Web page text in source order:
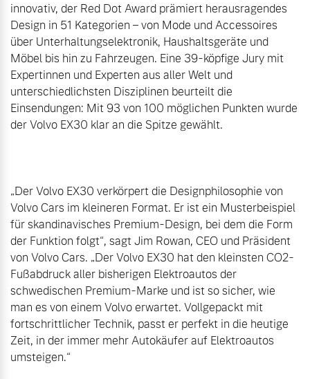
innovativ, der Red Dot Award prämiert herausragendes
Design in 51 Kategorien – von Mode und Accessoires
über Unterhaltungselektronik, Haushaltsgeräte und
Möbel bis hin zu Fahrzeugen. Eine 39-köpfige Jury mit
Expertinnen und Experten aus aller Welt und
unterschiedlichsten Disziplinen beurteilt die
Einsendungen: Mit 93 von 100 möglichen Punkten wurde
der Volvo EX30 klar an die Spitze gewählt.
„Der Volvo EX30 verkörpert die Designphilosophie von
Volvo Cars im kleineren Format. Er ist ein Musterbeispiel
für skandinavisches Premium-Design, bei dem die Form
der Funktion folgt“, sagt Jim Rowan, CEO und Präsident
von Volvo Cars. „Der Volvo EX30 hat den kleinsten CO2-
Fußabdruck aller bisherigen Elektroautos der
schwedischen Premium-Marke und ist so sicher, wie
man es von einem Volvo erwartet. Vollgepackt mit
fortschrittlicher Technik, passt er perfekt in die heutige
Zeit, in der immer mehr Autokäufer auf Elektroautos
umsteigen.“